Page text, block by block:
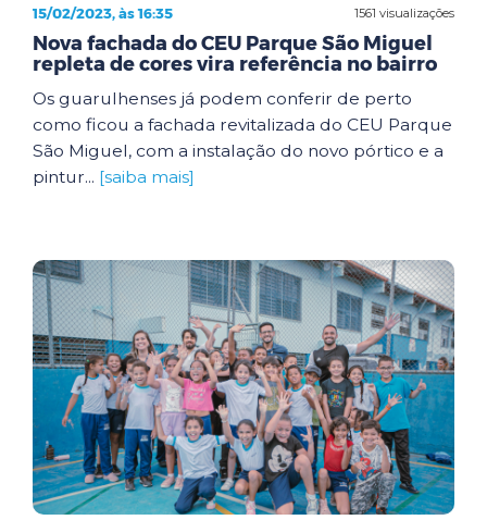
1561 visualizações
15/02/2023, às 16:35
Nova fachada do CEU Parque São Miguel
repleta de cores vira referência no bairro
Os guarulhenses já podem conferir de perto
como ficou a fachada revitalizada do CEU Parque
São Miguel, com a instalação do novo pórtico e a
pintur... [saiba mais]